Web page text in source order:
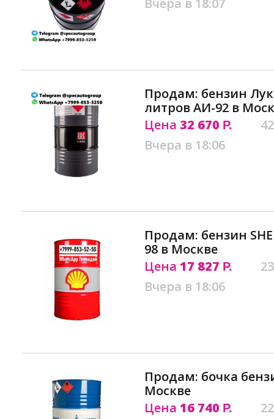
Вчера в 18:07
Продам: бензин
литров АИ-92 в
Цена 32 670 Р.
Вчера в 18:06
Продам: бензин
98 в Москве
Цена 17 827 Р.
Вчера в 18:06
Продам: бочка
Москве
Цена 16 740 Р.